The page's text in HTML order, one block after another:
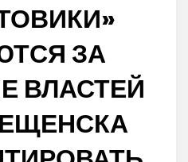
ЗА
ВЛАСТЕЙ